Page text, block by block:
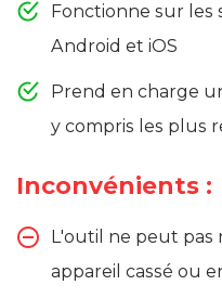
Fonctionne sur les
Android et iOS
Prend en charge
y compris les plus
Inconvénients :
L'outil ne peut
appareil cassé ou